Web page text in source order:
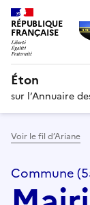
RÉPUBLIQUE
FRANÇAISE
Éton
sur l’Annuaire
Voir le fil d’Ariane
Commune